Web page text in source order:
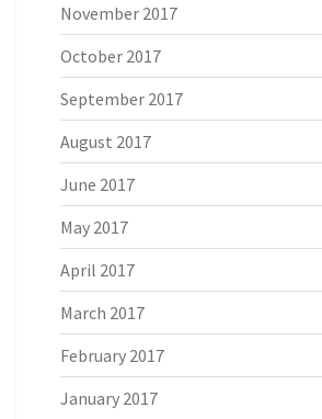
November 2017
October 2017
September 2017
August 2017
June 2017
May 2017
April 2017
March 2017
February 2017
January 2017